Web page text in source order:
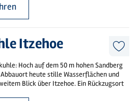
Itzehoe
Hoch auf dem 50 m hohen Sandberg
heute stille Wasserflächen und
Blick über Itzehoe. Ein Rückzugsort